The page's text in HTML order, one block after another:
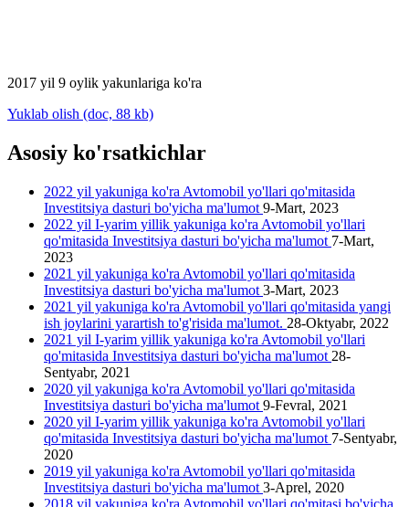
2017 yil 9 oylik yakunlariga ko'ra
Yuklab olish (doc, 88 kb)
Asosiy ko'rsatkichlar
2022 yil yakuniga ko'ra Avtomobil yo'llari qo'mitasida
Investitsiya dasturi bo'yicha ma'lumot 9-Mart, 2023
2022 yil I-yarim yillik yakuniga ko'ra Avtomobil yo'llari
qo'mitasida Investitsiya dasturi bo'yicha ma'lumot 7-Mart,
2023
2021 yil yakuniga ko'ra Avtomobil yo'llari qo'mitasida
Investitsiya dasturi bo'yicha ma'lumot 3-Mart, 2023
2021 yil yakuniga ko'ra Avtomobil yo'llari qo'mitasida yangi
ish joylarini yarartish to'g'risida ma'lumot. 28-Oktyabr, 2022
2021 yil I-yarim yillik yakuniga ko'ra Avtomobil yo'llari
qo'mitasida Investitsiya dasturi bo'yicha ma'lumot 28-
Sentyabr, 2021
2020 yil yakuniga ko'ra Avtomobil yo'llari qo'mitasida
Investitsiya dasturi bo'yicha ma'lumot 9-Fevral, 2021
2020 yil I-yarim yillik yakuniga ko'ra Avtomobil yo'llari
qo'mitasida Investitsiya dasturi bo'yicha ma'lumot 7-Sentyabr,
2020
2019 yil yakuniga ko'ra Avtomobil yo'llari qo'mitasida
Investitsiya dasturi bo'yicha ma'lumot 3-Aprel, 2020